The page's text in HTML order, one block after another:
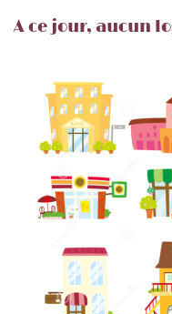
A ce jour, aucun